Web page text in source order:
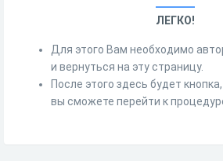
ЛЕГКО!
Для этого Вам необходимо
и вернуться на эту страницу.
После этого здесь будет
вы сможете перейти к